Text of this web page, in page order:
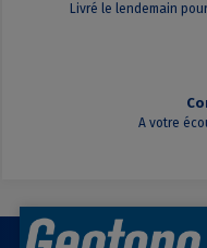
Livré le lendemain
A votre